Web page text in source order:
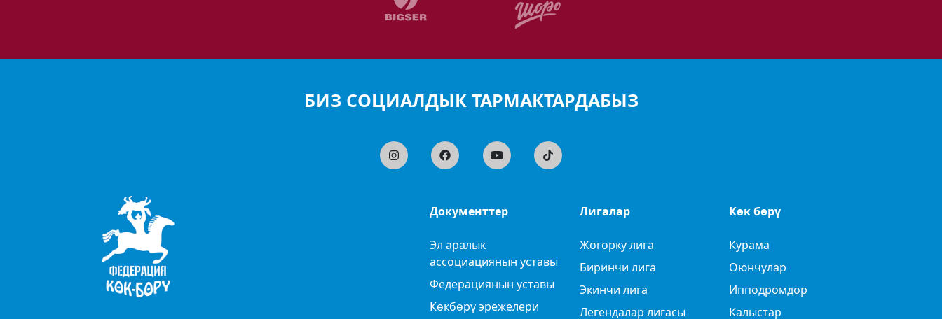
БИЗ СОЦИАЛДЫК ТАРМАКТАРДАБЫЗ
Документтер
Эл аралык
ассоциациянын уставы
Федерациянын уставы
Көкбөрү эрежелери
Лигалар
Жогорку лига
Биринчи лига
Экинчи лига
Легендалар лигасы
Көк бөрү
Курама
Оюнчулар
Ипподромдор
Калыстар